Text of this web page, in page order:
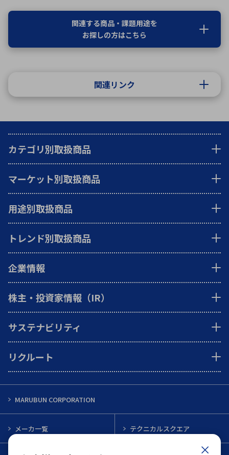
関連する商品・課題用途を
お探しの方はこちら
関連リンク
カテゴリ別取扱商品
マーケット別取扱商品
用途別取扱商品
トレンド別取扱商品
企業情報
株主・投資家情報（IR）
サステナビリティ
リクルート
MARUBUN CORPORATION
メーカ一覧 テクニカルスクエア